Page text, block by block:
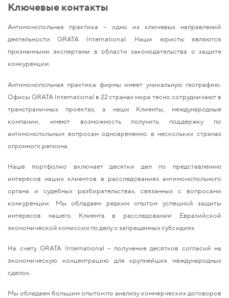
Ключевые контакты
Антимонопольная практика – одно из ключевых направлений
деятельности GRATA International. Наши юристы являются
признанными экспертами в области законодательства о защите
конкуренции.
Антимонопольная практика фирмы имеет уникальную географию.
Офисы GRATA International в 22 странах мира тесно сотрудничают в
трансграничных проектах, а наши Клиенты, международные
компании, имеют возможность получить поддержку по
антимонопольным вопросам одновременно в нескольких странах
огромного региона.
Наше портфолио включает десятки дел по представлению
интересов наших клиентов в расследованиях антимонопольного
органа и судебных разбирательствах, связанных с вопросами
конкуренции. Мы обладаем редким опытом успешной защиты
интересов нашего Клиента в расследовании Евразийской
экономической комиссии по делу о запрещенных субсидиях.
На счету GRATA International – получение десятков согласий на
экономическую концентрацию для крупнейших международных
сделок.
Мы обладаем большим опытом по анализу коммерческих договоров